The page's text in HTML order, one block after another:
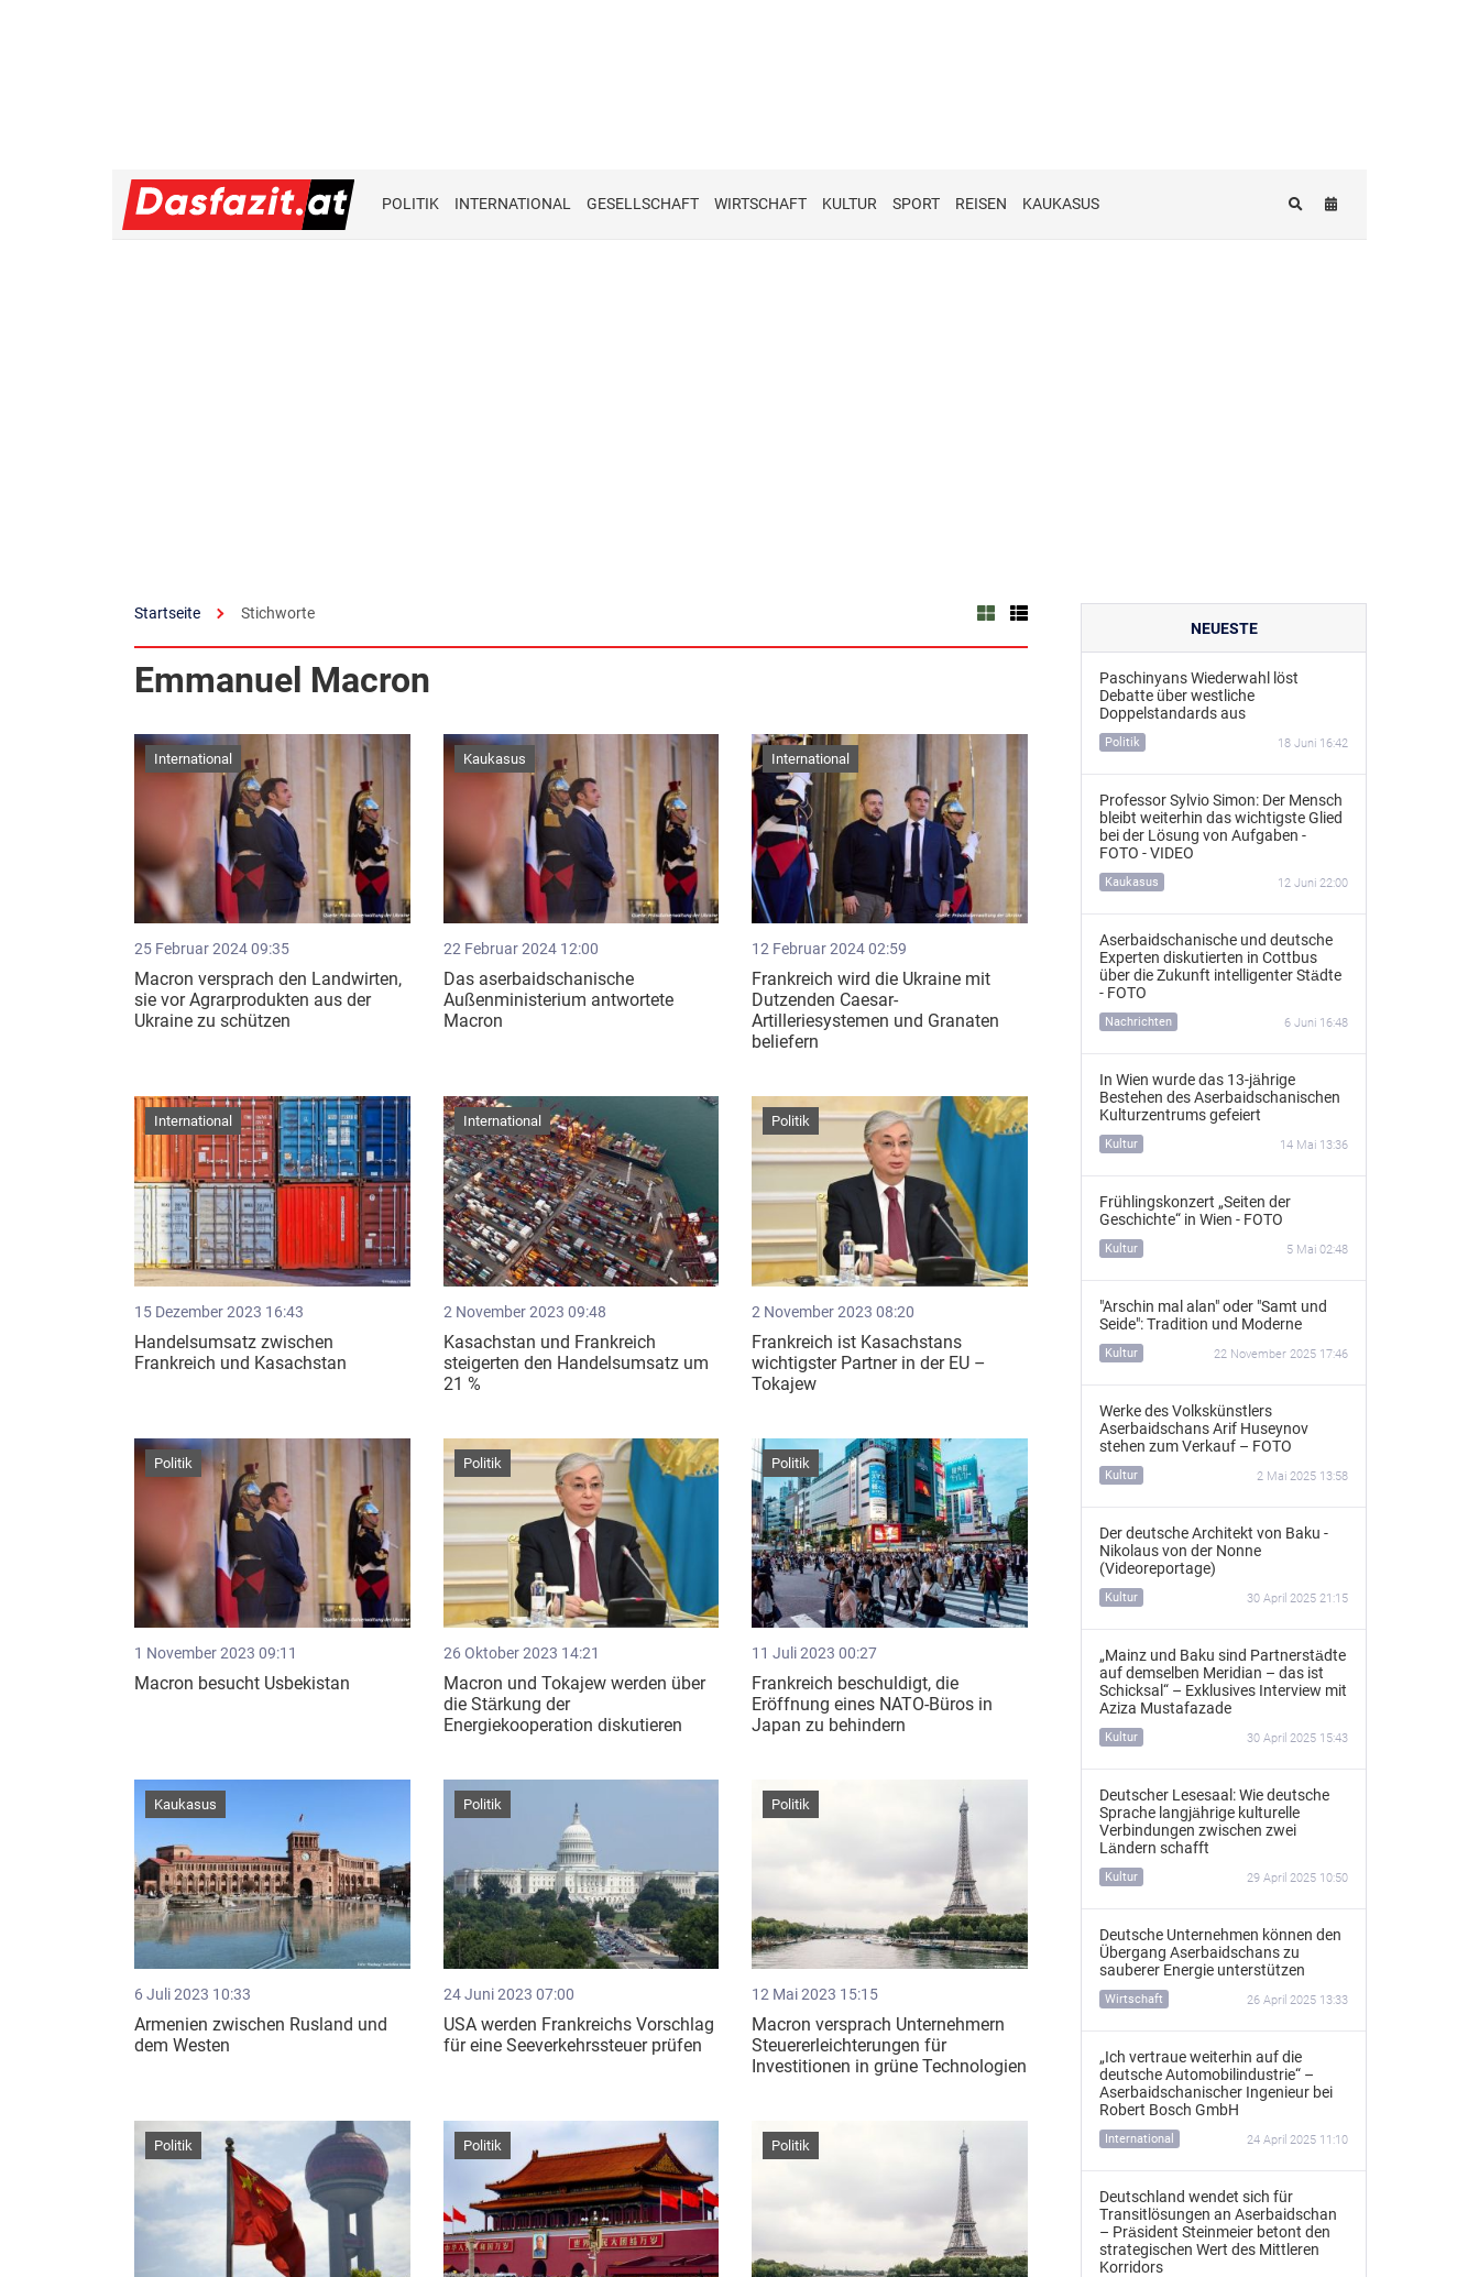
POLITIK INTERNATIONAL GESELLSCHAFT WIRTSCHAFT KULTUR SPORT REISEN KAUKASUS
Startseite Stichworte
Emmanuel Macron
25 Februar 2024 09:35
Macron versprach den Landwirten,
sie vor Agrarprodukten aus der
Ukraine zu schützen
International
22 Februar 2024 12:00
Das aserbaidschanische
Außenministerium antwortete
Macron
Kaukasus
12 Februar 2024 02:59
Frankreich wird die Ukraine mit
Dutzenden Caesar-
Artilleriesystemen und Granaten
beliefern
International
15 Dezember 2023 16:43
Handelsumsatz zwischen
Frankreich und Kasachstan
International
2 November 2023 09:48
Kasachstan und Frankreich
steigerten den Handelsumsatz um
21 %
International
2 November 2023 08:20
Frankreich ist Kasachstans
wichtigster Partner in der EU –
Tokajew
Politik
1 November 2023 09:11
Macron besucht Usbekistan
Politik
26 Oktober 2023 14:21
Macron und Tokajew werden über
die Stärkung der
Energiekooperation diskutieren
Politik
11 Juli 2023 00:27
Frankreich beschuldigt, die
Eröffnung eines NATO-Büros in
Japan zu behindern
Politik
6 Juli 2023 10:33
Armenien zwischen Rusland und
dem Westen
Kaukasus
24 Juni 2023 07:00
USA werden Frankreichs Vorschlag
für eine Seeverkehrssteuer prüfen
Politik
12 Mai 2023 15:15
Macron versprach Unternehmern
Steuererleichterungen für
Investitionen in grüne Technologien
Politik
Politik Politik Politik
NEUESTE
Paschinyans Wiederwahl löst
Debatte über westliche
Doppelstandards aus
Politik 18 Juni 16:42
Professor Sylvio Simon: Der Mensch
bleibt weiterhin das wichtigste Glied
bei der Lösung von Aufgaben -
FOTO - VIDEO
Kaukasus 12 Juni 22:00
Aserbaidschanische und deutsche
Experten diskutierten in Cottbus
über die Zukunft intelligenter Städte
- FOTO
Nachrichten 6 Juni 16:48
In Wien wurde das 13‑jährige
Bestehen des Aserbaidschanischen
Kulturzentrums gefeiert
Kultur 14 Mai 13:36
Frühlingskonzert „Seiten der
Geschichte“ in Wien - FOTO
Kultur 5 Mai 02:48
"Arschin mal alan" oder "Samt und
Seide": Tradition und Moderne
Kultur 22 November 2025 17:46
Werke des Volkskünstlers
Aserbaidschans Arif Huseynov
stehen zum Verkauf – FOTO
Kultur 2 Mai 2025 13:58
Der deutsche Architekt von Baku -
Nikolaus von der Nonne
(Videoreportage)
Kultur 30 April 2025 21:15
„Mainz und Baku sind Partnerstädte
auf demselben Meridian – das ist
Schicksal“ – Exklusives Interview mit
Aziza Mustafazade
Kultur 30 April 2025 15:43
Deutscher Lesesaal: Wie deutsche
Sprache langjährige kulturelle
Verbindungen zwischen zwei
Ländern schafft
Kultur 29 April 2025 10:50
Deutsche Unternehmen können den
Übergang Aserbaidschans zu
sauberer Energie unterstützen
Wirtschaft 26 April 2025 13:33
„Ich vertraue weiterhin auf die
deutsche Automobilindustrie“ –
Aserbaidschanischer Ingenieur bei
Robert Bosch GmbH
International 24 April 2025 11:10
Deutschland wendet sich für
Transitlösungen an Aserbaidschan
– Präsident Steinmeier betont den
strategischen Wert des Mittleren
Korridors